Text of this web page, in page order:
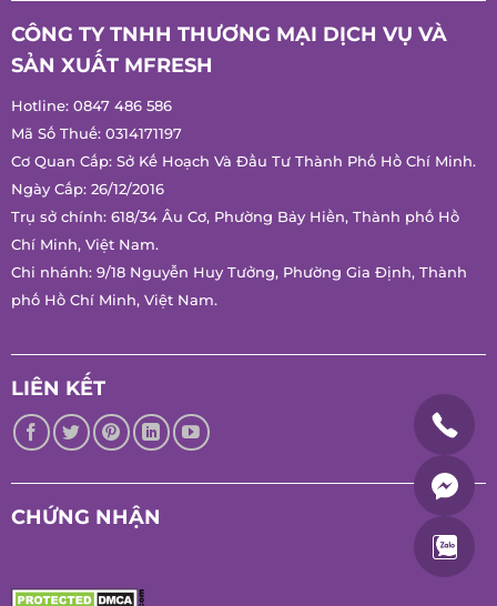
CÔNG TY TNHH THƯƠNG MẠI DỊCH VỤ VÀ
SẢN XUẤT MFRESH
Hotline: 0847 486 586
Mã Số Thuế: 0314171197
Cơ Quan Cấp: Sở Kế Hoạch Và Đầu Tư Thành Phố Hồ Chí Minh.
Ngày Cấp: 26/12/2016
Trụ sở chính: 618/34 Âu Cơ, Phường Bảy Hiền, Thành phố Hồ
Chí Minh, Việt Nam.
Chi nhánh: 9/18 Nguyễn Huy Tưởng, Phường Gia Định, Thành
phố Hồ Chí Minh, Việt Nam.
LIÊN KẾT
CHỨNG NHẬN